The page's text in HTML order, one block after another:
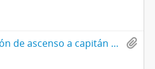
Carta manuscrita con motivo de petición de ascenso a capitán en la institución de Carabineros de Chile